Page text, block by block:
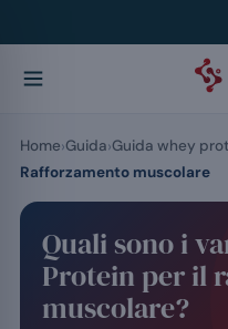
Quali sono i
Protein per il
muscolare?
Home Guida Guida whey
Rafforzamento muscolare